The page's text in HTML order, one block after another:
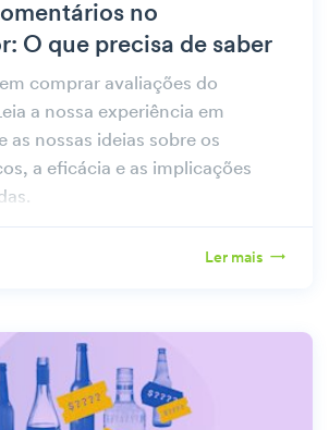
no
O que precisa de saber
comprar avaliações do
a nossa experiência em
as nossas ideias sobre os
a eficácia e as implicações
Ler mais